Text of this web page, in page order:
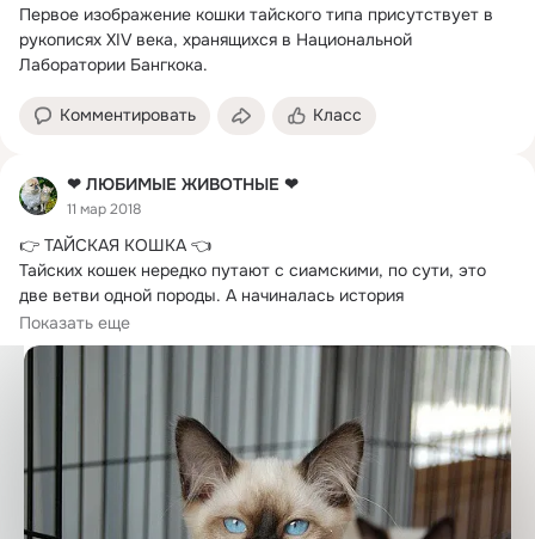
Первое изображение кошки тайского типа присутствует в
рукописях XIV века, хранящихся в Национальной
Лаборатории Бангкока.
Комментировать Класс
❤ ЛЮБИМЫЕ ЖИВОТНЫЕ ❤
11 мар 2018
👉 ТАЙСКАЯ КОШКА 👈
Тайских кошек нередко путают с сиамскими, по сути, это
две ветви одной породы. А начиналась история
«раздвоения»...
Показать еще